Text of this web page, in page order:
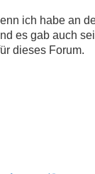
ich habe an
es gab auch
dieses Forum.